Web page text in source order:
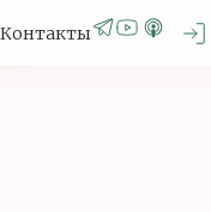
Контакты